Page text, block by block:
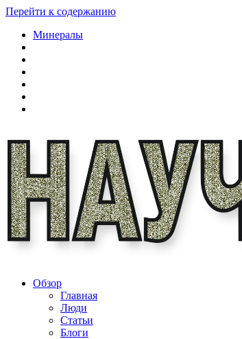
Перейти к содержанию
Минералы
Обзор
Главная
Люди
Статьи
Блоги